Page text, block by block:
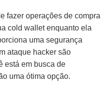
fazer operações de compra
cold wallet enquanto ela
uma segurança
ataque hacker são
está em busca de
uma ótima opção.